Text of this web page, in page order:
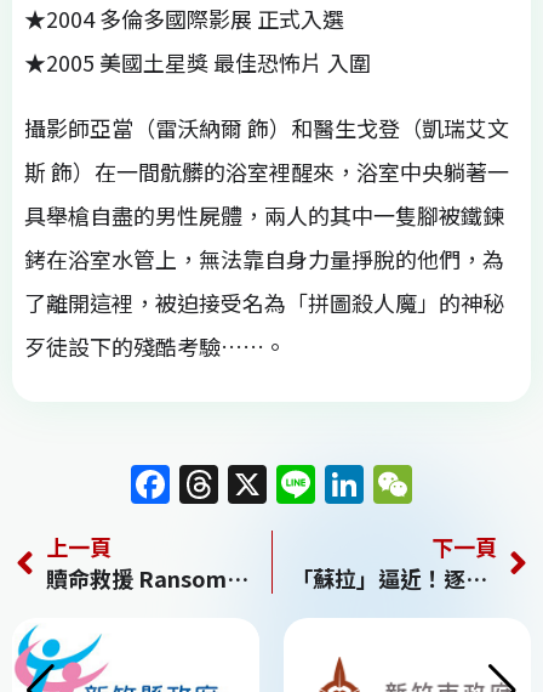
★2004 多倫多國際影展 正式入選
★2005 美國土星獎 最佳恐怖片 入圍
攝影師亞當（雷沃納爾 飾）和醫生戈登（凱瑞艾文
斯 飾）在一間骯髒的浴室裡醒來，浴室中央躺著一
具舉槍自盡的男性屍體，兩人的其中一隻腳被鐵鍊
銬在浴室水管上，無法靠自身力量掙脫的他們，為
了離開這裡，被迫接受名為「拼圖殺人魔」的神秘
歹徒設下的殘酷考驗……。
F
a
c
e
o
T
h
re
a
X Li
n
e
Li
n
k
e
n
C
h
上一頁
贖命救援 Ransomed
下一頁
「蘇拉」逼近！逐漸北轉、影響加大 週三強度恐達巔峰